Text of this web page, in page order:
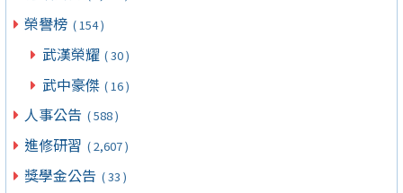
榮譽榜 ( 154 )
武漢榮耀 ( 30 )
武中豪傑 ( 16 )
人事公告 ( 588 )
進修研習 ( 2,607 )
獎學金公告 ( 33 )